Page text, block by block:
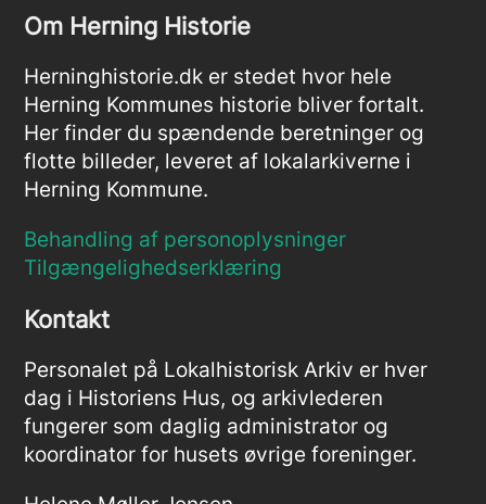
Om Herning Historie
Herninghistorie.dk er stedet hvor hele
Herning Kommunes historie bliver fortalt.
Her finder du spændende beretninger og
flotte billeder, leveret af lokalarkiverne i
Herning Kommune.
Behandling af personoplysninger
Tilgængelighedserklæring
Kontakt
Personalet på Lokalhistorisk Arkiv er hver
dag i Historiens Hus, og arkivlederen
fungerer som daglig administrator og
koordinator for husets øvrige foreninger.